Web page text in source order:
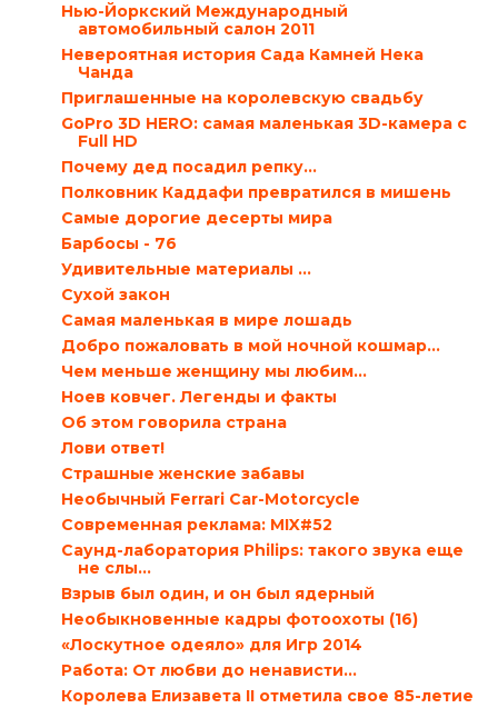
Нью-Йоркский Международный
автомобильный салон 2011
Невероятная история Сада Камней Нека
Чанда
Приглашенные на королевскую свадьбу
GoPro 3D HERO: самая маленькая 3D-камера с
Full HD
Почему дед посадил репку…
Полковник Каддафи превратился в мишень
Самые дорогие десерты мира
Барбосы - 76
Удивительные материалы ...
Сухой закон
Самая маленькая в мире лошадь
Добро пожаловать в мой ночной кошмар…
Чем меньше женщину мы любим...
Ноев ковчег. Легенды и факты
Об этом говорила страна
Лови ответ!
Страшные женские забавы
Необычный Ferrari Car-Motorcycle
Современная реклама: MIX#52
Саунд-лаборатория Philips: такого звука еще
не слы...
Взрыв был один, и он был ядерный
Необыкновенные кадры фотоохоты (16)
«Лоскутное одеяло» для Игр 2014
Работа: От любви до ненависти…
Королева Елизавета II отметила свое 85-летие